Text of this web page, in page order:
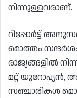
നിന്നുള്ളവരാണ്.
റിപ്പോർട്ട്
മൊത്തം
രാജ്യങ്ങളിൽ
മറ്റ് യൂറോപ്യൻ,
സഞ്ചാരികൾ